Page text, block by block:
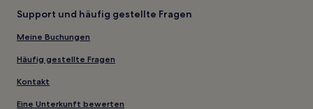
Support und häufig gestellte Fragen
Meine Buchungen
Häufig gestellte Fragen
Kontakt
Eine Unterkunft bewerten